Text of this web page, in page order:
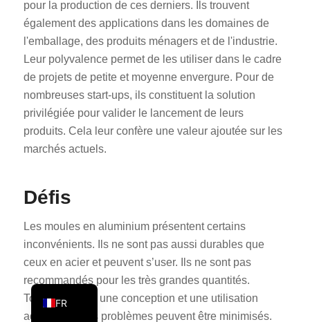
pour la production de ces derniers. Ils trouvent
également des applications dans les domaines de
l'emballage, des produits ménagers et de l'industrie.
Leur polyvalence permet de les utiliser dans le cadre
de projets de petite et moyenne envergure. Pour de
nombreuses start-ups, ils constituent la solution
privilégiée pour valider le lancement de leurs
produits. Cela leur confère une valeur ajoutée sur les
marchés actuels.
Défis
Les moules en aluminium présentent certains
inconvénients. Ils ne sont pas aussi durables que
ceux en acier et peuvent s’user. Ils ne sont pas
recommandés pour les très grandes quantités.
Toutefois, avec une conception et une utilisation
adéquates, ces problèmes peuvent être minimisés.
FR
EN
IT
NL
TR
AR
ES
JA
KO
PT
CS